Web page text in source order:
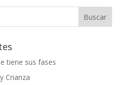
tiene sus fases
Crianza